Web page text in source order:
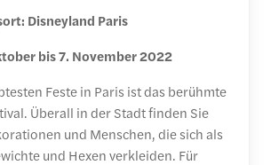
Disneyland Paris
bis 7. November 2022
Feste in Paris ist das berühmte
Überall in der Stadt finden Sie
und Menschen, die sich als
und Hexen verkleiden. Für